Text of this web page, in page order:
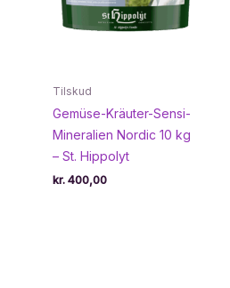
Tilskud
Gemüse-Kräuter-Sensi-
Mineralien Nordic 10 kg
– St. Hippolyt
kr. 400,00